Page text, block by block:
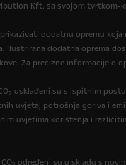
Kft. sa svojom
dodatnu opremu
Ilustrirana dodatna oprema
Za precizne informacije o
2 usklađeni su s ispitnim
uvjeta, potrošnja goriva i
uvjetima korištenja i
određeni su u skladu s